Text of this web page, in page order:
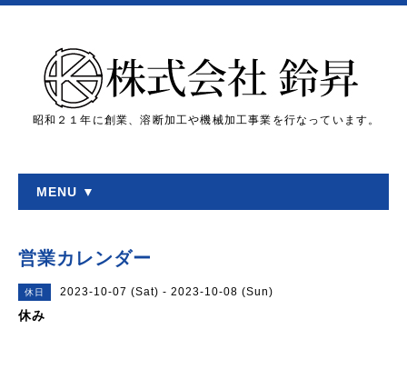
昭和２１年に創業、溶断加工や機械加工事業を行なっています。
MENU ▼
営業カレンダー
休日 2023-10-07 (Sat) - 2023-10-08 (Sun)
休み